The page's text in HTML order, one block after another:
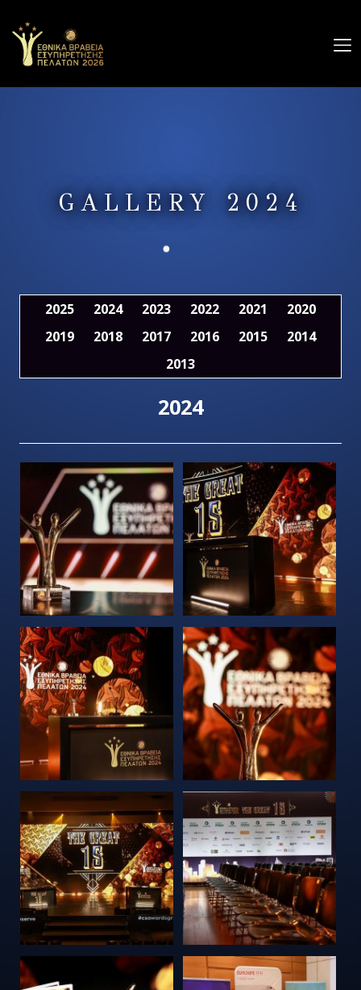
ΔΙΑΓΩΝΙΣΜΟΣ
ΔΗΛΩΣΗ ΣΥΜΜΕΤΟΧΗΣ
GALLERY 2024
2025 2024 2023 2022 2021
2020
2019
2018 2017 2016 2015
2014
2013
2024